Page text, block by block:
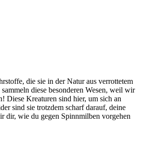
die sie in der Natur aus verrottetem
diese besonderen Wesen, weil wir
Diese Kreaturen sind hier, um sich an
sind sie trotzdem scharf darauf, deine
dir, wie du gegen Spinnmilben vorgehen